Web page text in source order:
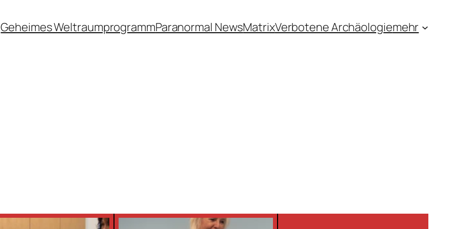
Geheimes WeltraumprogrammParanormal NewsMatrixVerbotene Archäologiemehr